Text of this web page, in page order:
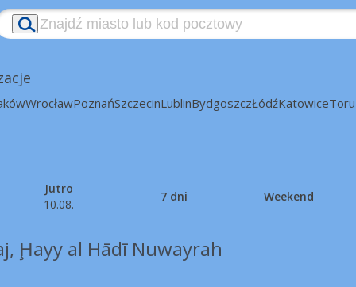
WrocławPoznańSzczecinLublinBydgoszczŁódźKatowice
Jutro
10.08.
7 dni Weekend
Ḩayy al Hādī Nuwayrah